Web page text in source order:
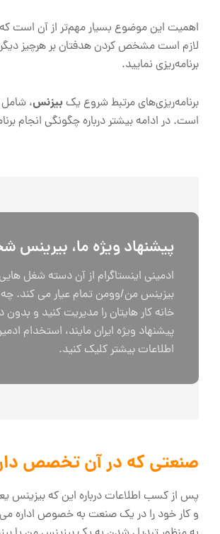
اهمیت این موضوع بسیار مهم‌تر از آن است که
لازم است مشخص کردن هدفتان بر هرچیز
برنامه‌ریزی نمایید.
برنامه‌ریزی‌های مرتبط شروع یک بیزنس،
است. در ادامه بیشتر درباره چگونگی انجام
پیشنهاد ویژه ما،
ادمینی اینستاگرام از آن دسته شغل
بیزینس من/وومن تمام عیار می کند. چه
خانه کار هایتان را مدیریت کنید و بدون
پیشنهاد ویژه ایران مایند، استخدام
اطلاعات بیشتر کلیک کنید.
صنعتی که در آن تخصص
پس از کسب اطلاعات درباره این که بیزینس
و کار خود را در یک صنعت به خصوص اداره